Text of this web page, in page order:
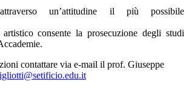
attraverso un’attitudine il più possibile
consente la prosecuzione degli studi
contattare via e-mail il prof. Giuseppe
@setificio.edu.it